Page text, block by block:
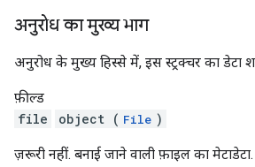
अनुरोध का मुख्य भाग
अनुरोध के मुख्य हिस्से में, इस स्ट्रक्चर का डेटा
फ़ील्ड
file
object ( File )
ज़रूरी नहीं. बनाई जाने वाली फ़ाइल का मेटाडेटा.